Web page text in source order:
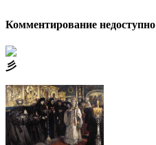
Комментирование недоступно
⼺